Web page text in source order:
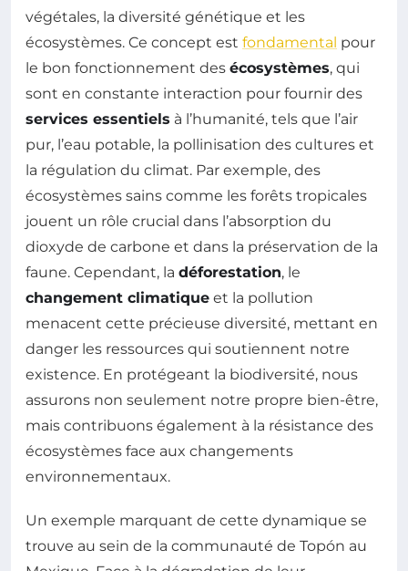
végétales, la diversité génétique et les
écosystèmes. Ce concept est fondamental pour
le bon fonctionnement des écosystèmes, qui
sont en constante interaction pour fournir des
services essentiels à l’humanité, tels que l’air
pur, l’eau potable, la pollinisation des cultures et
la régulation du climat. Par exemple, des
écosystèmes sains comme les forêts tropicales
jouent un rôle crucial dans l’absorption du
dioxyde de carbone et dans la préservation de la
faune. Cependant, la déforestation, le
changement climatique et la pollution
menacent cette précieuse diversité, mettant en
danger les ressources qui soutiennent notre
existence. En protégeant la biodiversité, nous
assurons non seulement notre propre bien-être,
mais contribuons également à la résistance des
écosystèmes face aux changements
environnementaux.
Un exemple marquant de cette dynamique se
trouve au sein de la communauté de Topón au